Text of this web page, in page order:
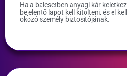
Ha a balesetben anyagi kár
bejelentő lapot kell kitölteni, és el
okozó személy biztosítójának.